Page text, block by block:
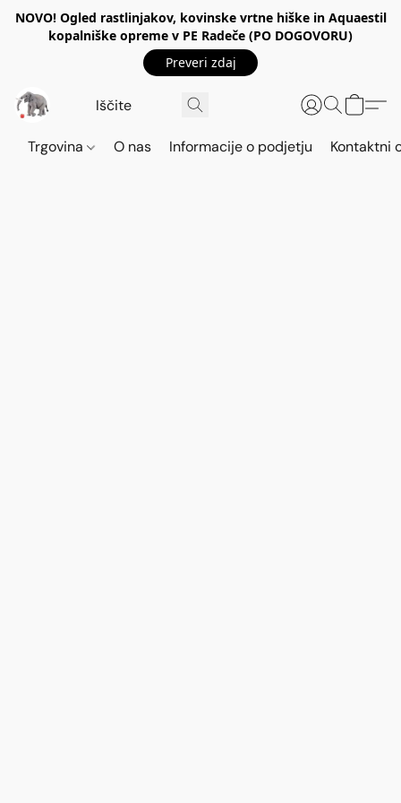
NOVO! Ogled rastlinjakov, kovinske vrtne hiške in Aquaestil
kopalniške opreme v PE Radeče (PO DOGOVORU)
Preveri zdaj
Trgovina O nas Informacije o podjetju Kontaktni